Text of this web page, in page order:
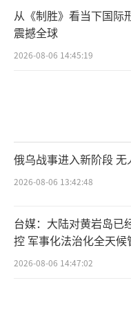
从《制胜》看当下国际
震撼全球
2026-08-06 14:45:19
俄乌战事进入新阶段 无
2026-08-06 13:42:48
台媒：大陆对黄岩岛已
控 军事化法治化全天候
2026-08-06 14:47:02